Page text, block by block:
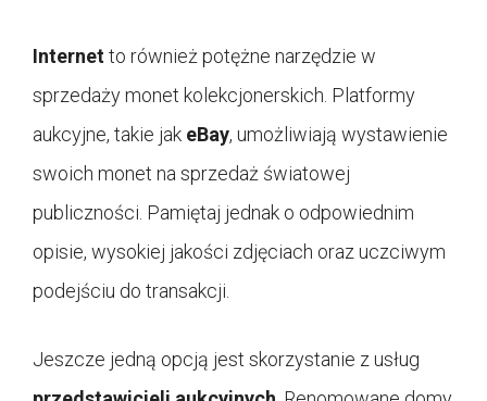
Internetto również potężne narzędzie w
sprzedaży monet kolekcjonerskich. Platformy
aukcyjne, takie jak eBay, umożliwiają wystawienie
swoich monet na sprzedaż światowej
publiczności. Pamiętaj jednak o odpowiednim
opisie, wysokiej jakości zdjęciach oraz uczciwym
podejściu do transakcji.
Jeszcze jedną opcją jest skorzystanie z usług